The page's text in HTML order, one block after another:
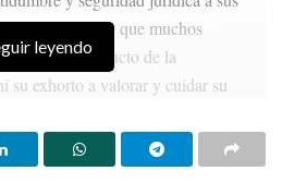
tiempos en que muchos
trabajo producto de la
su exhorto a valorar y cuidar su
leyendo